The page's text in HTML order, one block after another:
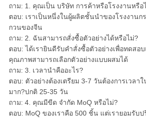
ถาม: 1. คุณเป็น บริษัท การค้าหรือโรงงานหรือ
ตอบ: เราเป็นหนึ่งในผู้ผลิตชั้นนำของโรงงานก
กวนของจีน
ถาม: 2. ฉันสามารถสั่งซื้อตัวอย่างได้หรือไม่?
ตอบ: ได้เรายินดีรับคำสั่งซื้อตัวอย่างเพื่อทดสอ
คุณภาพสามารถเลือกตัวอย่างแบบผสมได้
ถาม: 3. เวลานำคืออะไร?
ตอบ: ตัวอย่างต้องเตรียม 3-7 วันต้องการเวลา
มาก?ปกติ 25-35 วัน
ถาม: 4. คุณมีขีด จำกัด MoQ หรือไม่?
ตอบ: MoQ ของเราคือ 500 ชิ้น แต่เรายอมรับ